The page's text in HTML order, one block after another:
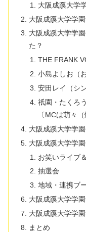
大阪成蹊大学
大阪成蹊大学学
大阪成蹊大学学
た？
THE FRANK
小島よしお（
安田レイ（シ
祇園・たくろ
〔MCは萌々（
大阪成蹊大学学
大阪成蹊大学学
お笑いライブ
抽選会
地域・連携ブ
大阪成蹊大学学
大阪成蹊大学学
まとめ